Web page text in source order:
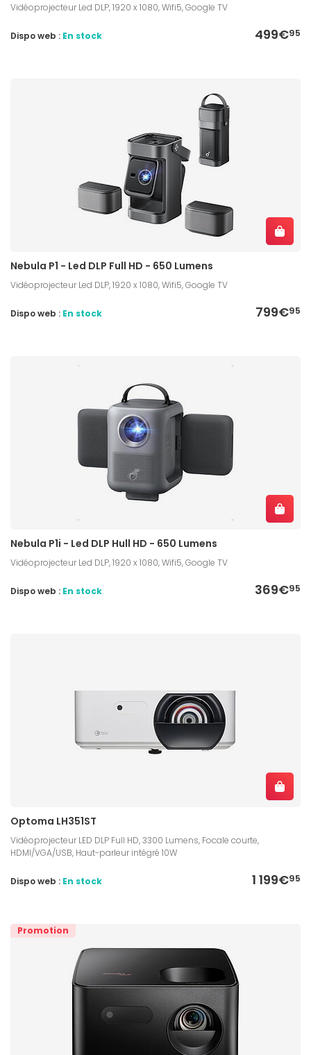
Vidéoprojecteur Led DLP, 1920 x 1080, Wifi5, Google TV
499€95
Dispo web : En stock
Nebula P1 - Led DLP Full HD - 650 Lumens
Vidéoprojecteur Led DLP, 1920 x 1080, Wifi5, Google TV
799€95
Dispo web : En stock
Nebula P1i - Led DLP Hull HD - 650 Lumens
Vidéoprojecteur Led DLP, 1920 x 1080, Wifi5, Google TV
369€95
Dispo web : En stock
Optoma LH351ST
Vidéoprojecteur LED DLP Full HD, 3300 Lumens, Focale courte,
HDMI/VGA/USB, Haut-parleur intégré 10W
1 199€95
Dispo web : En stock
Promotion